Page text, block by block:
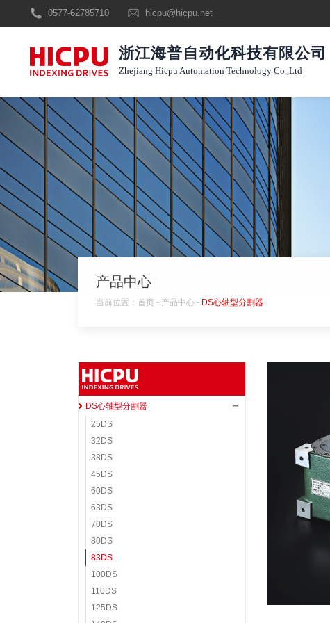
0577-62785710 hicpu@hicpu.net
浙江海普自动化科技有限公司
Zhejiang Hicpu Automation Technology Co.,Ltd
产品中心
当前位置： 首页 - 产品中心 - DS心轴型分割器
DS心轴型分割器
25DS
32DS
38DS
45DS
60DS
63DS
70DS
80DS
83DS
100DS
110DS
125DS